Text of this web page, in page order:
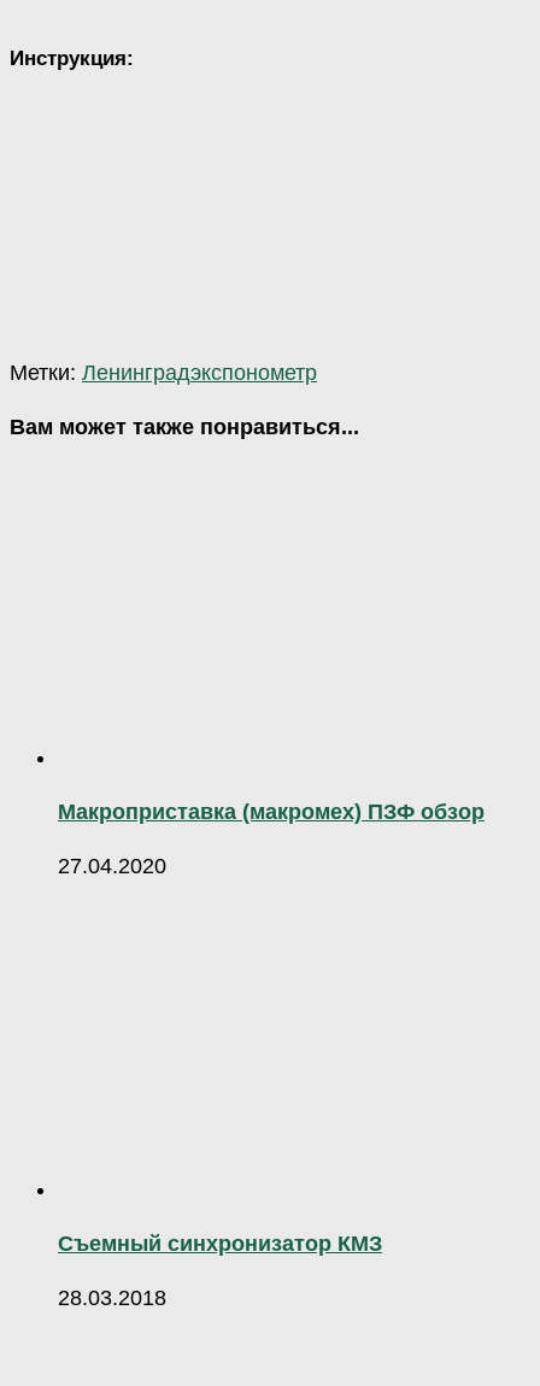
Инструкция:
Метки: Ленинградэкспонометр
Вам может также понравиться...
Макроприставка (макромех) ПЗФ обзор
27.04.2020
Съемный синхронизатор КМЗ
28.03.2018